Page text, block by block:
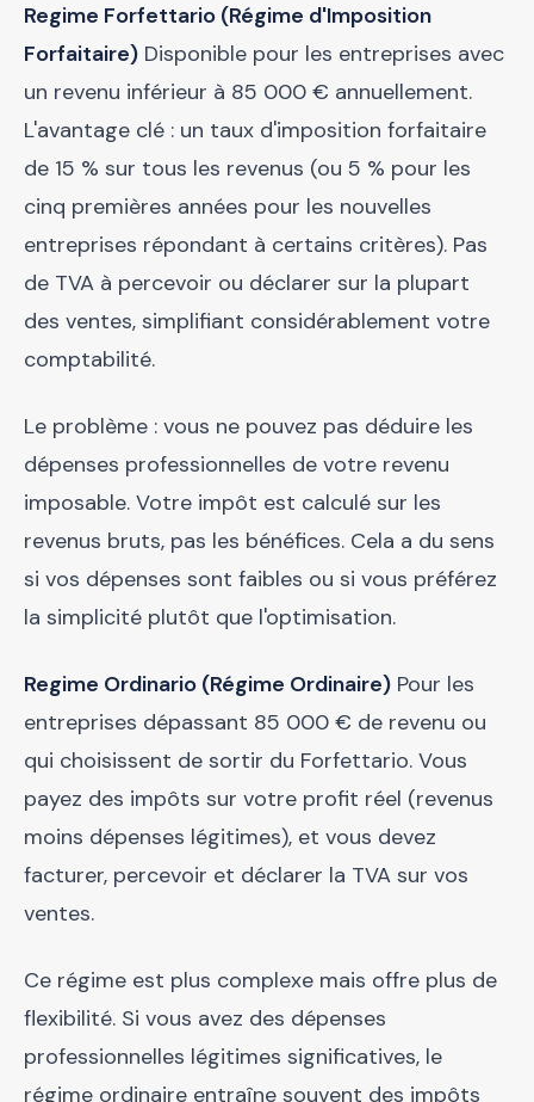
Regime Forfettario (Régime d'Imposition
Forfaitaire) Disponible pour les entreprises avec
un revenu inférieur à 85 000 € annuellement.
L'avantage clé : un taux d'imposition forfaitaire
de 15 % sur tous les revenus (ou 5 % pour les
cinq premières années pour les nouvelles
entreprises répondant à certains critères). Pas
de TVA à percevoir ou déclarer sur la plupart
des ventes, simplifiant considérablement votre
comptabilité.
Le problème : vous ne pouvez pas déduire les
dépenses professionnelles de votre revenu
imposable. Votre impôt est calculé sur les
revenus bruts, pas les bénéfices. Cela a du sens
si vos dépenses sont faibles ou si vous préférez
la simplicité plutôt que l'optimisation.
Regime Ordinario (Régime Ordinaire) Pour les
entreprises dépassant 85 000 € de revenu ou
qui choisissent de sortir du Forfettario. Vous
payez des impôts sur votre profit réel (revenus
moins dépenses légitimes), et vous devez
facturer, percevoir et déclarer la TVA sur vos
ventes.
Ce régime est plus complexe mais offre plus de
flexibilité. Si vous avez des dépenses
professionnelles légitimes significatives, le
régime ordinaire entraîne souvent des impôts